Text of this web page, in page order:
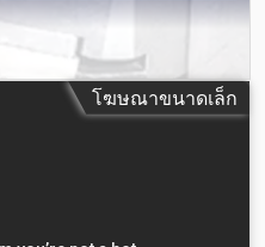
โฆษณาขนาดเล็ก